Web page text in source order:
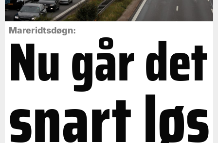
Mareridtsdøgn:
Nu går det
snart løs